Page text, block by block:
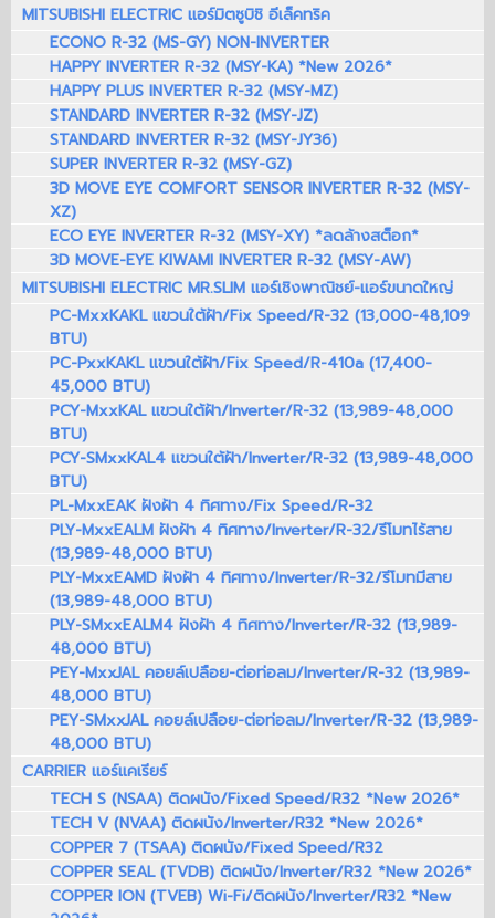
MITSUBISHI ELECTRIC แอร์มิตซูบิชิ อีเล็คทริค
ECONO R-32 (MS-GY) NON-INVERTER
HAPPY INVERTER R-32 (MSY-KA) *New 2026*
HAPPY PLUS INVERTER R-32 (MSY-MZ)
STANDARD INVERTER R-32 (MSY-JZ)
STANDARD INVERTER R-32 (MSY-JY36)
SUPER INVERTER R-32 (MSY-GZ)
3D MOVE EYE COMFORT SENSOR INVERTER R-32 (MSY-
XZ)
ECO EYE INVERTER R-32 (MSY-XY) *ลดล้างสต็อก*
3D MOVE-EYE KIWAMI INVERTER R-32 (MSY-AW)
MITSUBISHI ELECTRIC MR.SLIM แอร์เชิงพาณิชย์-แอร์ขนาดใหญ่
PC-MxxKAKL แขวนใต้ฝ้า/Fix Speed/R-32 (13,000-48,109
BTU)
PC-PxxKAKL แขวนใต้ฝ้า/Fix Speed/R-410a (17,400-
45,000 BTU)
PCY-MxxKAL แขวนใต้ฝ้า/Inverter/R-32 (13,989-48,000
BTU)
PCY-SMxxKAL4 แขวนใต้ฝ้า/Inverter/R-32 (13,989-48,000
BTU)
PL-MxxEAK ฝังฝ้า 4 ทิศทาง/Fix Speed/R-32
PLY-MxxEALM ฝังฝ้า 4 ทิศทาง/Inverter/R-32/รีโมทไร้สาย
(13,989-48,000 BTU)
PLY-MxxEAMD ฝังฝ้า 4 ทิศทาง/Inverter/R-32/รีโมทมีสาย
(13,989-48,000 BTU)
PLY-SMxxEALM4 ฝังฝ้า 4 ทิศทาง/Inverter/R-32 (13,989-
48,000 BTU)
PEY-MxxJAL คอยล์เปลือย-ต่อท่อลม/Inverter/R-32 (13,989-
48,000 BTU)
PEY-SMxxJAL คอยล์เปลือย-ต่อท่อลม/Inverter/R-32 (13,989-
48,000 BTU)
CARRIER แอร์แคเรียร์
TECH S (NSAA) ติดผนัง/Fixed Speed/R32 *New 2026*
TECH V (NVAA) ติดผนัง/Inverter/R32 *New 2026*
COPPER 7 (TSAA) ติดผนัง/Fixed Speed/R32
COPPER SEAL (TVDB) ติดผนัง/Inverter/R32 *New 2026*
COPPER ION (TVEB) Wi-Fi/ติดผนัง/Inverter/R32 *New